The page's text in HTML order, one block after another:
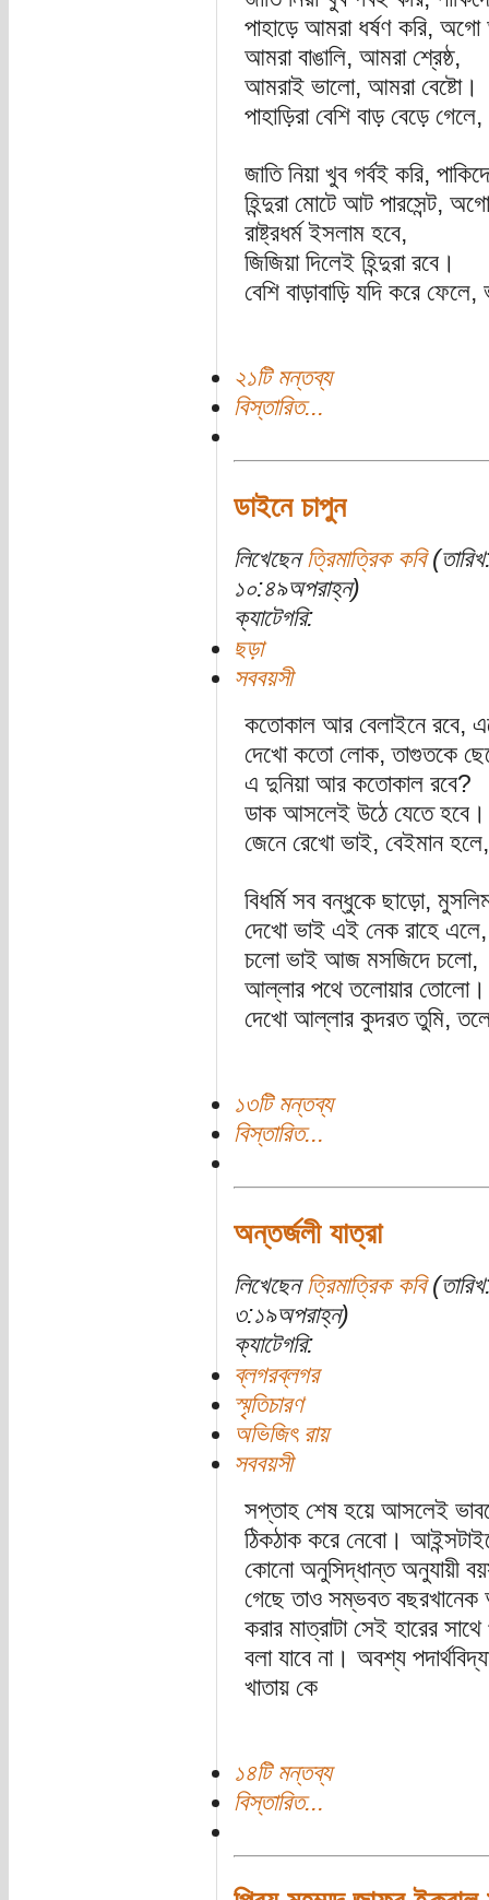
পাহাড়ে আমরা ধর্ষণ করি,
আমরা বাঙালি, আমরা শ্রেষ্ঠ,
আমরাই ভালো, আমরা বেষ্টো।
পাহাড়িরা বেশি বাড় বেড়ে
জাতি নিয়া খুব গর্বই করি,
হিন্দুরা মোটে আট পারসেন্ট,
রাষ্ট্রধর্ম ইসলাম হবে,
জিজিয়া দিলেই হিন্দুরা রবে।
বেশি বাড়াবাড়ি যদি করে
২১টি মন্তব্য
বিস্তারিত...
ডাইনে চাপুন
লিখেছেন ত্রিমাত্রিক কবি
১০:৪৯অপরাহ্ন)
ক্যাটেগরি:
ছড়া
সববয়সী
কতোকাল আর বেলাইনে রবে,
দেখো কতো লোক, তাগুতকে
এ দুনিয়া আর কতোকাল রবে?
ডাক আসলেই উঠে যেতে হবে।
জেনে রেখো ভাই, বেইমান
বিধর্মি সব বন্ধুকে ছাড়ো,
দেখো ভাই এই নেক রাহে
চলো ভাই আজ মসজিদে চলো,
আল্লার পথে তলোয়ার তোলো।
দেখো আল্লার কুদরত তুমি,
১৩টি মন্তব্য
বিস্তারিত...
অন্তর্জলী যাত্রা
লিখেছেন ত্রিমাত্রিক কবি
৩:১৯অপরাহ্ন)
ক্যাটেগরি:
ব্লগরব্লগর
স্মৃতিচারণ
অভিজিৎ রায়
সববয়সী
সপ্তাহ শেষ হয়ে আসলেই
ঠিকঠাক করে নেবো।
কোনো অনুসিদ্ধান্ত অনুযায়ী
গেছে তাও সম্ভবত
করার মাত্রাটা সেই হারের
বলা যাবে না। অবশ্য
খাতায় কে
১৪টি মন্তব্য
বিস্তারিত...